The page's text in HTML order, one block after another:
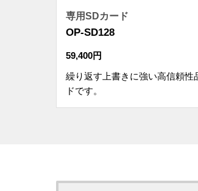
専用SDカード
OP-SD128
59,400円
繰り返す上書きに強い高信頼性
ドです。